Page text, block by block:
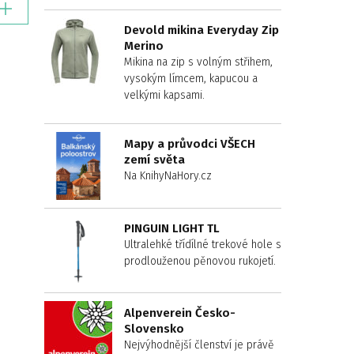
Devold mikina Everyday Zip
Merino
Mikina na zip s volným střihem,
vysokým límcem, kapucou a
velkými kapsami.
Mapy a průvodci VŠECH
zemí světa
Na KnihyNaHory.cz
PINGUIN LIGHT TL
Ultralehké třídílné trekové hole s
prodlouženou pěnovou rukojetí.
Alpenverein Česko-
Slovensko
Nejvýhodnější členství je právě